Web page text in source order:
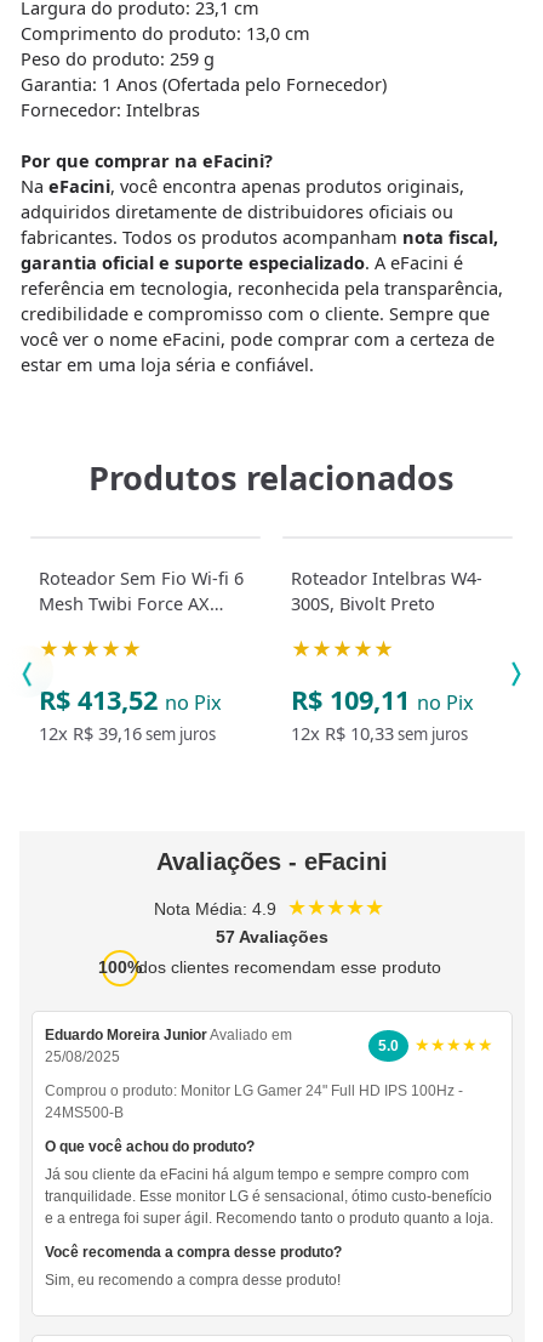
Largura do produto: 23,1 cm
Comprimento do produto: 13,0 cm
Peso do produto: 259 g
Garantia: 1 Anos (Ofertada pelo Fornecedor)
Fornecedor: Intelbras
Por que comprar na eFacini?
Na eFacini, você encontra apenas produtos originais,
adquiridos diretamente de distribuidores oficiais ou
fabricantes. Todos os produtos acompanham nota fiscal,
garantia oficial e suporte especializado. A eFacini é
referência em tecnologia, reconhecida pela transparência,
credibilidade e compromisso com o cliente. Sempre que
você ver o nome eFacini, pode comprar com a certeza de
estar em uma loja séria e confiável.
Produtos relacionados
Roteador Sem Fio Wi-fi 6
Mesh Twibi Force AX
★★★★★
R$ 413,52 no Pix
12x R$ 39,16sem juros
Roteador Intelbras W4-
300S, Bivolt Preto
★★★★★
R$ 109,11 no Pix
12x R$ 10,33sem juros
Avaliações - eFacini
Nota Média: 4.9 ★★★★★
57 Avaliações
100%dos clientes recomendam esse produto
Eduardo Moreira JuniorAvaliado em
25/08/2025
5.0 ★★★★★
Comprou o produto: Monitor LG Gamer 24" Full HD IPS 100Hz -
24MS500-B
O que você achou do produto?
Já sou cliente da eFacini há algum tempo e sempre compro com
tranquilidade. Esse monitor LG é sensacional, ótimo custo-benefício
e a entrega foi super ágil. Recomendo tanto o produto quanto a loja.
Você recomenda a compra desse produto?
Sim, eu recomendo a compra desse produto!